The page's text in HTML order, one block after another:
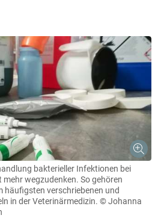
bakterieller Infektionen bei
wegzudenken. So gehören
häufigsten verschriebenen und
in der Veterinärmedizin. © Johanna